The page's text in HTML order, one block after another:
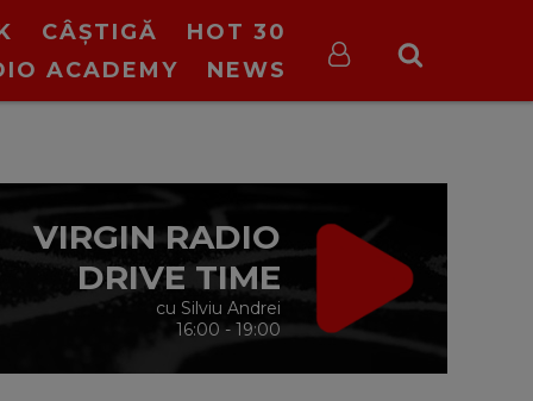
CÂȘTIGĂ
HOT 30
ACADEMY NEWS
VIRGIN RADIO
DRIVE TIME
cu Silviu Andrei
16:00 - 19:00